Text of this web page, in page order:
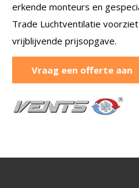
erkende monteurs en
Trade Luchtventilatie
vrijblijvende prijsopgave.
Vraag een offerte aan